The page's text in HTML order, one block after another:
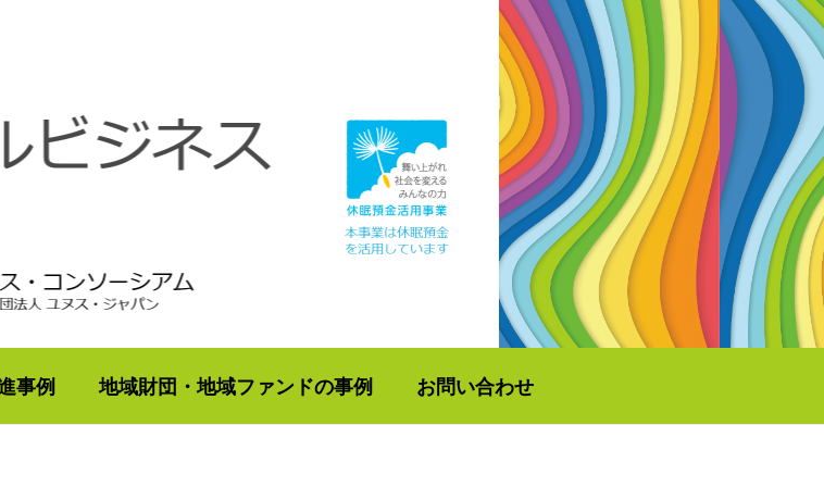
事例 地域財団・地域ファンドの事例 お問い合わせ